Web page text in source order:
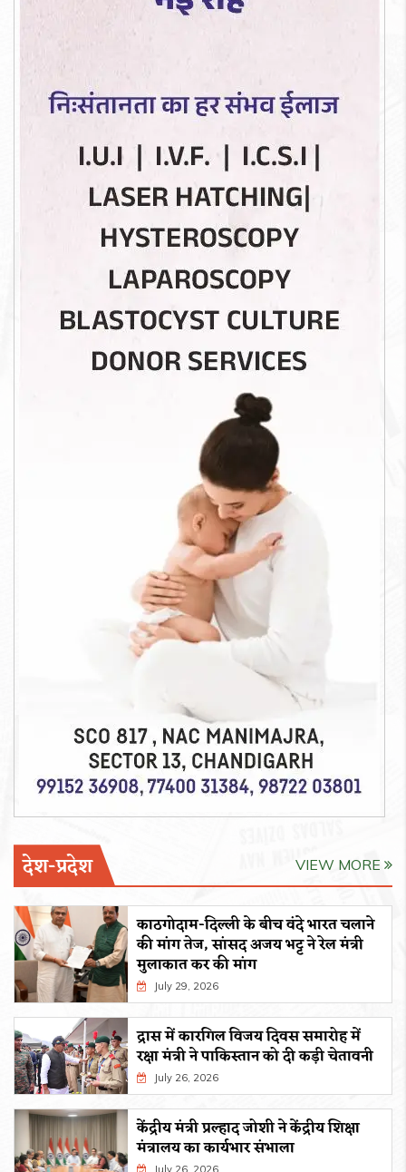
देश-प्रदेश VIEW MORE
काठगोदाम-दिल्ली के बीच वंदे भारत चलाने
की मांग तेज, सांसद अजय भट्ट ने रेल मंत्री
मुलाकात कर की मांग
July 29, 2026
द्रास में कारगिल विजय दिवस समारोह में
रक्षा मंत्री ने पाकिस्तान को दी कड़ी चेतावनी
July 26, 2026
केंद्रीय मंत्री प्रल्हाद जोशी ने केंद्रीय शिक्षा
मंत्रालय का कार्यभार संभाला